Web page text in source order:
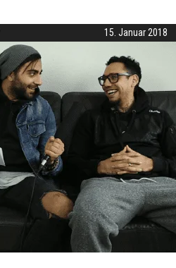
15. Januar 2018